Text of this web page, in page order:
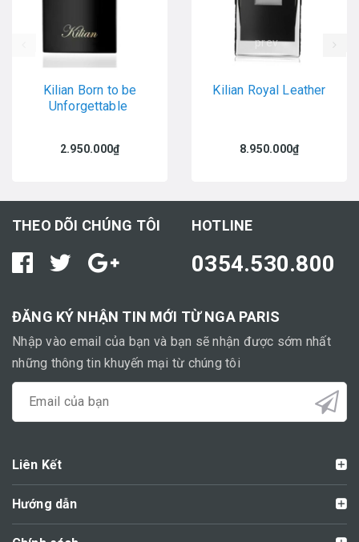
Kilian Born to be
Unforgettable
2.950.000₫
Kilian Royal Leather
8.950.000₫
prev
THEO DÕI CHÚNG TÔI HOTLINE
0354.530.800
ĐĂNG KÝ NHẬN TIN MỚI TỪ NGA PARIS
Nhập vào email của bạn và bạn sẽ nhận được sớm nhất
những thông tin khuyến mại từ chúng tôi
Liên Kết
Hướng dẫn